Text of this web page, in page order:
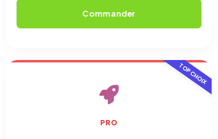
Commander
TOP CHOIX
PRO